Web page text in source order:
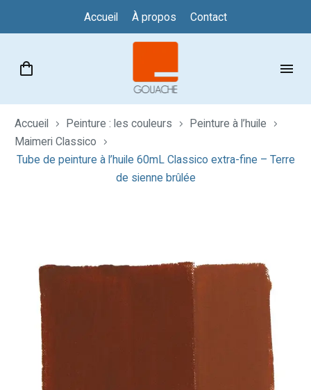
Accueil À propos Contact
Accueil Peinture : les couleurs
Peinture à l’huile
Maimeri Classico
Tube de peinture à l’huile 60mL Classico extra-fine – Terre
de sienne brûlée